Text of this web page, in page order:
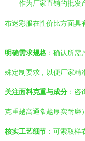
作为厂家直销的批发
布迷彩服在性价比方面具
明确需求规格 ：确认所
殊定制要求，以便厂家精
关注面料克重与成分 ：咨
克重越高通常越厚实耐磨
核实工艺细节 ：可索取